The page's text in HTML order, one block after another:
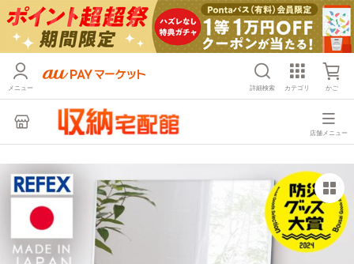
メニュー 詳細検索 カテゴリ かご
店舗メニュー